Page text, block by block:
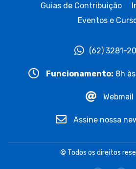
Guias de Contribuição
Eventos e
(62) 3281-
Funcionamento: 8h
Webmail
Assine nossa
© Todos os direitos